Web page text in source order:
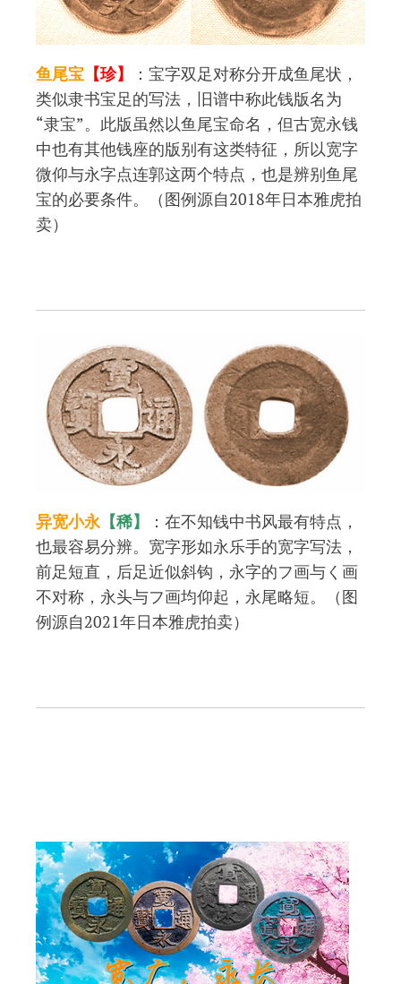
鱼尾宝 【珍】
：宝字双足对称分开成鱼尾状，
类似隶书宝足的写法，旧谱中称此钱版名为
“隶宝”。此版虽然以鱼尾宝命名，但古宽永钱
中也有其他钱座的版别有这类特征，所以宽字
微仰与永字点连郭这两个特点，也是辨别鱼尾
宝的必要条件。（图例源自2018年日本雅虎拍
卖）
异宽小永 【稀】
：在不知钱中书风最有特点，
也最容易分辨。宽字形如永乐手的宽字写法，
前足短直，后足近似斜钩，永字的フ画与く画
不对称，永头与フ画均仰起，永尾略短。（图
例源自2021年日本雅虎拍卖）